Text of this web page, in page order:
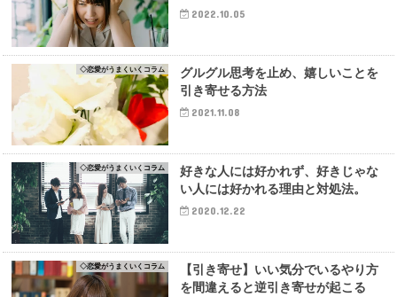
2022.10.05
◇恋愛がうまくいくコラム
グルグル思考を止め、嬉しいことを
引き寄せる方法
2021.11.08
◇恋愛がうまくいくコラム
好きな人には好かれず、好きじゃな
い人には好かれる理由と対処法。
2020.12.22
◇恋愛がうまくいくコラム
【引き寄せ】いい気分でいるやり方
を間違えると逆引き寄せが起こる